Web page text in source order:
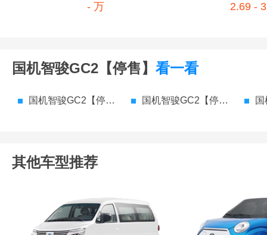
- 万
2.69 -
国机智骏GC2【停售】 看一看
国机智骏GC2【停售】 参数配置 国机智骏GC2【停售】 价格 国
其他车型推荐